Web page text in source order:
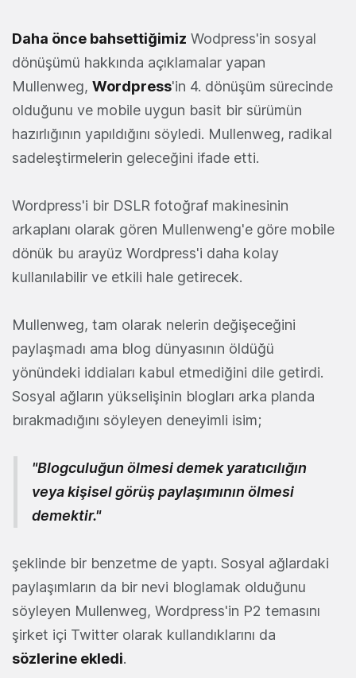
Daha önce bahsettiğimiz Wodpress'in sosyal
dönüşümü hakkında açıklamalar yapan
Mullenweg, Wordpress'in 4. dönüşüm sürecinde
olduğunu ve mobile uygun basit bir sürümün
hazırlığının yapıldığını söyledi. Mullenweg, radikal
sadeleştirmelerin geleceğini ifade etti.
Wordpress'i bir DSLR fotoğraf makinesinin
arkaplanı olarak gören Mullenweng'e göre mobile
dönük bu arayüz Wordpress'i daha kolay
kullanılabilir ve etkili hale getirecek.
Mullenweg, tam olarak nelerin değişeceğini
paylaşmadı ama blog dünyasının öldüğü
yönündeki iddiaları kabul etmediğini dile getirdi.
Sosyal ağların yükselişinin blogları arka planda
bırakmadığını söyleyen deneyimli isim;
"Blogculuğun ölmesi demek yaratıcılığın
veya kişisel görüş paylaşımının ölmesi
demektir."
şeklinde bir benzetme de yaptı. Sosyal ağlardaki
paylaşımların da bir nevi bloglamak olduğunu
söyleyen Mullenweg, Wordpress'in P2 temasını
şirket içi Twitter olarak kullandıklarını da
sözlerine ekledi.